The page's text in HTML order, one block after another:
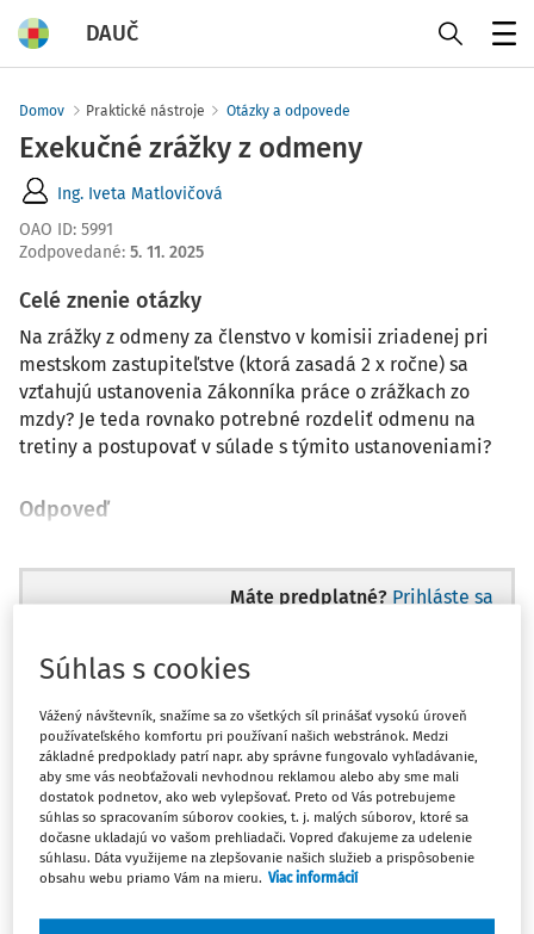
DAUČ
Domov Praktické nástroje Otázky a odpovede
Exekučné zrážky z odmeny
Ing. Iveta Matlovičová
OAO ID: 5991
Zodpovedané: 5. 11. 2025
Celé znenie otázky
Na zrážky z odmeny za členstvo v komisii zriadenej pri
mestskom zastupiteľstve (ktorá zasadá 2 x ročne) sa
vzťahujú ustanovenia Zákonníka práce o zrážkach zo
mzdy? Je teda rovnako potrebné rozdeliť odmenu na
tretiny a postupovať v súlade s týmito ustanoveniami?
Odpoveď
Máte predplatné? Prihláste sa
Zatiaľ ste si prečítali len začiatok...
Celý dokument je len pre predplatiteľov.
Zaregistrujte sa a získajte
zadarmo prístup k vybranému obsahu na
Súhlas s cookies
Vážený návštevník, snažíme sa zo všetkých síl prinášať vysokú úroveň
používateľského komfortu pri používaní našich webstránok. Medzi
základné predpoklady patrí napr. aby správne fungovalo vyhľadávanie,
aby sme vás neobťažovali nevhodnou reklamou alebo aby sme mali
dostatok podnetov, ako web vylepšovať. Preto od Vás potrebujeme
súhlas so spracovaním súborov cookies, t. j. malých súborov, ktoré sa
dočasne ukladajú vo vašom prehliadači. Vopred ďakujeme za udelenie
súhlasu. Dáta využijeme na zlepšovanie našich služieb a prispôsobenie
obsahu webu priamo Vám na mieru. Viac informácií